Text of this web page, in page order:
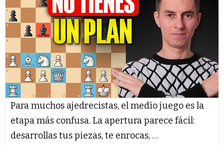
Para muchos ajedrecistas, el medio juego es la
etapa más confusa. La apertura parece fácil:
desarrollas tus piezas, te enrocas, …